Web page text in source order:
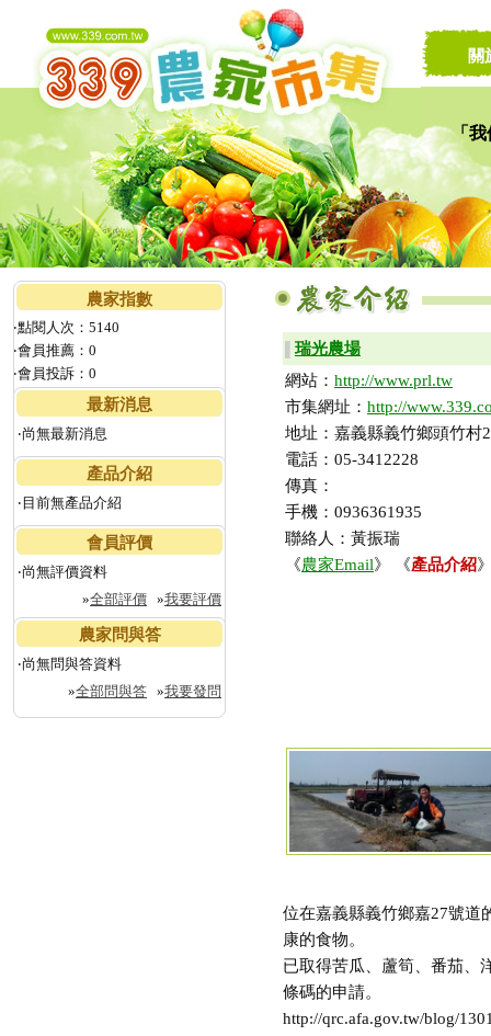
「我
讓
關
農家指數
‧點閱人次：5140
‧會員推薦：0
‧會員投訴：0
最新消息
‧尚無最新消息
產品介紹
‧目前無產品介紹
會員評價
‧尚無評價資料
»全部評價 »我要評價
農家問與答
‧尚無問與答資料
»全部問與答 »我要發問
瑞光農場
網站： http://www.prl.tw
市集網址： http://
地址：嘉義縣義竹鄉頭竹村
電話：05-3412228
傳真：
手機：0936361935
聯絡人：黃振瑞
《農家Email》 《產品介紹
位在嘉義縣義竹鄉嘉27號道
康的食物。
已取得苦瓜、蘆筍、番茄、
條碼的申請。
http://qrc.afa.gov.tw/blog/